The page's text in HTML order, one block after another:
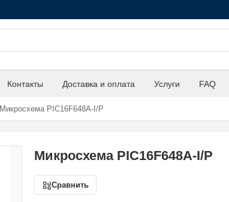
Контакты Доставка и оплата Услуги FAQ
Микросхема PIC16F648A-I/P
Микросхема PIC16F648A-I/P
Сравнить